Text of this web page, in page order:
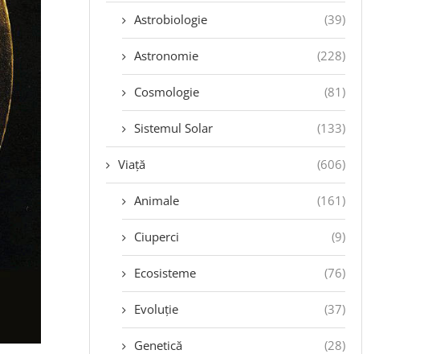
Astrobiologie (39)
Astronomie (228)
Cosmologie (81)
Sistemul Solar (133)
Viață (606)
Animale (161)
Ciuperci (9)
Ecosisteme (76)
Evoluție (37)
Genetică (28)